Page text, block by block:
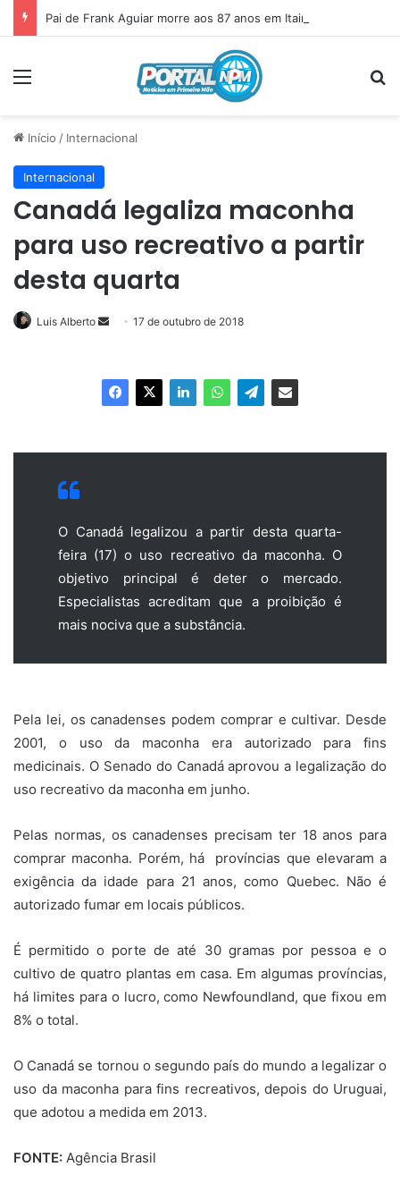
Pai de Frank Aguiar morre aos 87 anos em Itainópolis
Início / Internacional
Internacional
Canadá legaliza maconha
para uso recreativo a partir
desta quarta
Luis Alberto
Mande
mail
17 de outubro de 2018
O Canadá legalizou a partir desta quarta-
feira (17) o uso recreativo da maconha. O
objetivo principal é deter o mercado.
Especialistas acreditam que a proibição é
mais nociva que a substância.
Pela lei, os canadenses podem comprar e cultivar. Desde
2001, o uso da maconha era autorizado para fins
medicinais. O Senado do Canadá aprovou a legalização do
uso recreativo da maconha em junho.
Pelas normas, os canadenses precisam ter 18 anos para
comprar maconha. Porém, há províncias que elevaram a
exigência da idade para 21 anos, como Quebec. Não é
autorizado fumar em locais públicos.
É permitido o porte de até 30 gramas por pessoa e o
cultivo de quatro plantas em casa. Em algumas províncias,
há limites para o lucro, como Newfoundland, que fixou em
8% o total.
O Canadá se tornou o segundo país do mundo a legalizar o
uso da maconha para fins recreativos, depois do Uruguai,
que adotou a medida em 2013.
FONTE: Agência Brasil